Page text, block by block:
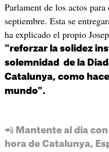
Parlament de los actos
septiembre. Esta se
ha explicado el propio
"reforzar la solidez
solemnidad de la
Catalunya, como
mundo".
📲 Mantente al día
hora de Catalunya,